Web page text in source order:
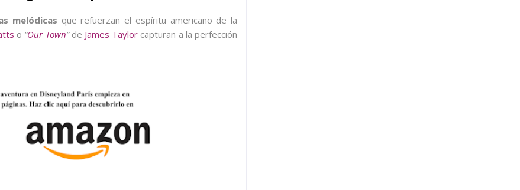
melódicas que refuerzan el espíritu americano de la
o “Our Town”de James Taylor capturan a la perfección